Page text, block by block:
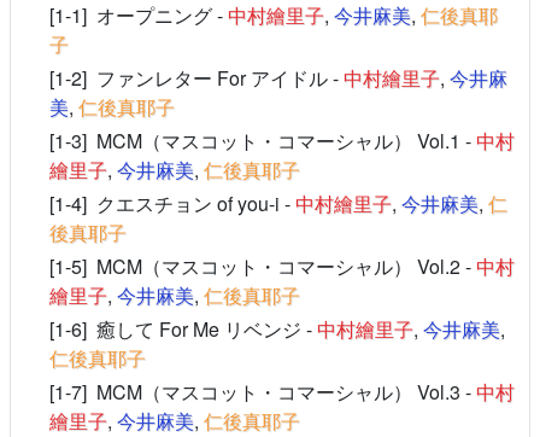
[1-1] オープニング -中村繪里子, 今井麻美, 仁後真耶
子
[1-2] ファンレター For アイドル -中村繪里子, 今井麻
美, 仁後真耶子
[1-3] MCM（マスコット・コマーシャル） Vol.1 -中村
繪里子, 今井麻美, 仁後真耶子
[1-4] クエスチョン of you-i -中村繪里子, 今井麻美, 仁
後真耶子
[1-5] MCM（マスコット・コマーシャル） Vol.2 -中村
繪里子, 今井麻美, 仁後真耶子
[1-6] 癒して For Me リベンジ -中村繪里子, 今井麻美,
仁後真耶子
[1-7] MCM（マスコット・コマーシャル） Vol.3 -中村
繪里子, 今井麻美, 仁後真耶子